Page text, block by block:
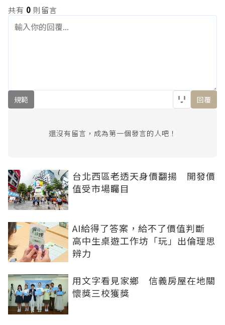
共有 0 則留言
規範 回覆
還沒有留言，成為第一個發言的人吧！
台北西區老透天身價翻揚 開發價
值受市場矚目
AI給得了答案，給不了價值判斷
高中生桌遊工作坊「玩」出倫理思
辨力
用文字看見家鄉 信義房屋在地關
懷獎三校獲獎